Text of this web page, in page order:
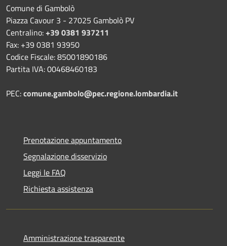
Comune di Gambolò
Piazza Cavour 3 - 27025 Gambolò PV
Centralino:+39 0381 937211
Fax: +39 0381 93950
Codice Fiscale: 85001890186
Partita IVA: 00468460183
PEC:comune.gambolo@pec.regione.lombardia.it
Prenotazione appuntamento
Segnalazione disservizio
Leggi le FAQ
Richiesta assistenza
Amministrazione trasparente